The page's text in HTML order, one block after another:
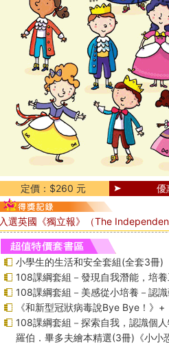
定價：$260 元 優
入選英國《獨立報》（The
小學生的生活和安全套組(全套3冊)
108課綱套組－發現自我潛能，培
108課綱套組－美感從小培養－認
《和新型冠狀病毒說Bye Bye！》
108課綱套組－探索自我，認識個
羅伯．畢多夫繪本精選(3冊)《小小